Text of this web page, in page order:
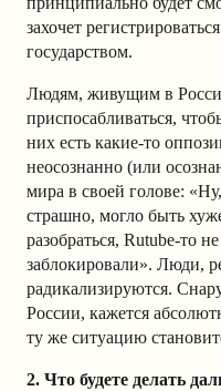
захочет
государством.
Людям, живущим в
приспосабливаться,
них есть какие-то
неосознанно (или
мира в своей голове:
страшно, могло быть
разобраться, Rutube-то
заблокировали». Люди,
радикализируются.
России, кажется
ту же ситуацию
2. Что будете делать